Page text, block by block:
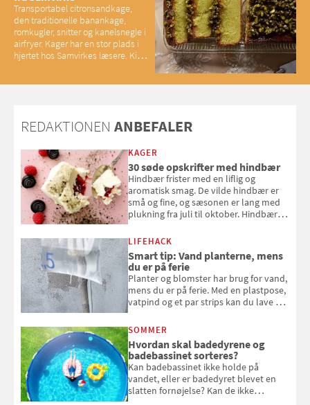
Transportabel citronsandkage,
den traditionelle banankage,
romkugler, snitter og kanelsnegle i
airfryer. Kager har en stor plads i
hjertet hos Samvirkes læsere. Kig
REDAKTIONEN ANBEFALER
KAGER
30 søde opskrifter med hindbær
Hindbær frister med en liflig og
aromatisk smag. De vilde hindbær er
små og fine, og sæsonen er lang med
plukning fra juli til oktober. Hindbær
kan bruge dine hindbær i alt fra
bagværk og salater til is og syltning.
LIFEHACK
Smart tip: Vand planterne, mens
du er på ferie
Planter og blomster har brug for vand,
mens du er på ferie. Med en plastpose,
vatpind og et par strips kan du lave dit
at bede naboen om at vande eller
komme hjem til døde planter
SOMMER
Hvordan skal badedyrene og
badebassinet sorteres?
Kan badebassinet ikke holde på
vandet, eller er badedyret blevet en
slatten fornøjelse? Kan de ikke